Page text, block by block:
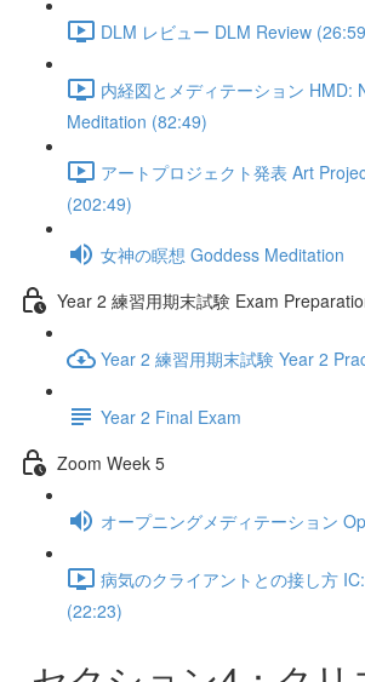
DLM レビュー DLM Review
内経図とメディテーション HMD:
Meditation (82:49)
アートプロジェクト発表 Art
(202:49)
女神の瞑想 Goddess Meditation
Year 2 練習用期末試験 Exam
Year 2 練習用期末試験 Year 2
Year 2 Final Exam
Zoom Week 5
オープニングメディテーション
病気のクライアントとの接し方
(22:23)